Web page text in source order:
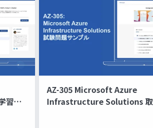
習会
AZ-305 Microsoft Azure
Infrastructure Solutions 取